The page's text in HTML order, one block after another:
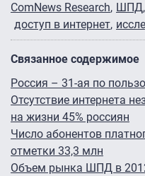
ComNews Research
ШПД
доступ в интернет
Связанное содержимое
Россия – 31-ая по
Отсутствие интернета
на жизни 45% россиян
Число абонентов
отметки 33,3 млн
Объем рынка ШПД в